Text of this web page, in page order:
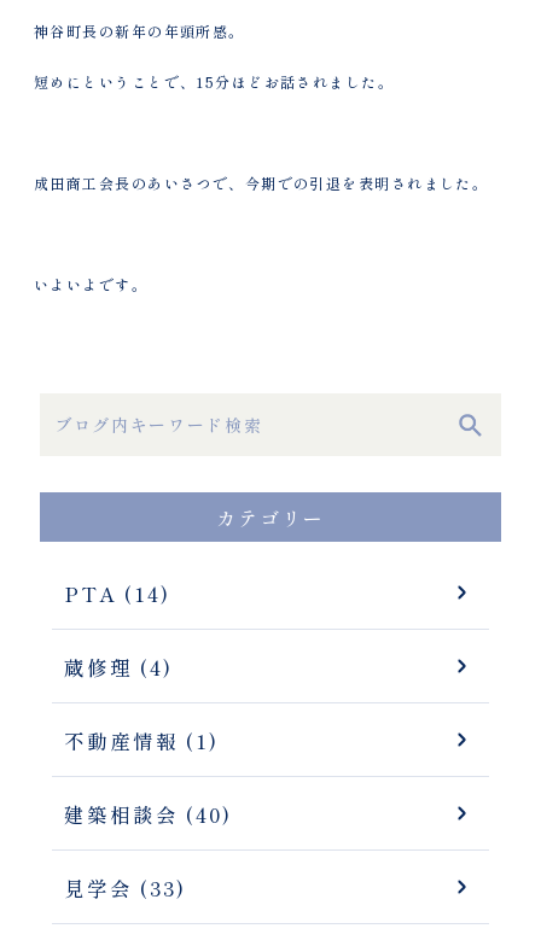
神谷町長の新年の年頭所感。
短めにということで、15分ほどお話されました。
成田商工会長のあいさつで、今期での引退を表明されました。
いよいよです。
カテゴリー
PTA (14)
蔵修理 (4)
不動産情報 (1)
建築相談会 (40)
見学会 (33)